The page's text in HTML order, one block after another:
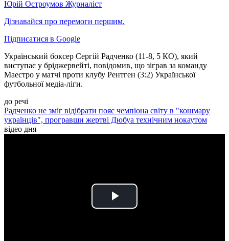
Юрій Остроумов Журналіст
Дізнавайся про перемоги першим.
Підписатися в Google
Український боксер Сергій Радченко (11-8, 5 КО), який
виступає у бріджервейті, повідомив, що зіграв за команду
Маестро у матчі проти клубу Рентген (3:2) Української
футбольної медіа-ліги.
до речі
Радченко не зміг відібрати пояс чемпіона світу в "кошмару
українців", програвши жертві Дюбуа технічним нокаутом
відео дня
Play